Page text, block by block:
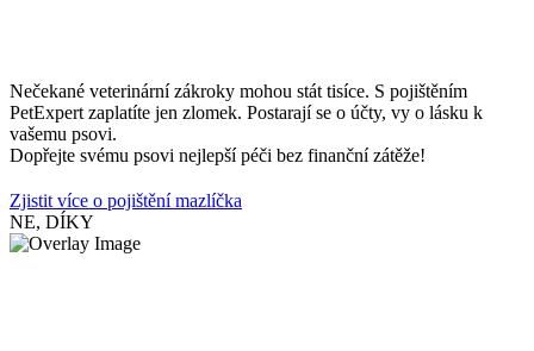
Nečekané veterinární zákroky mohou stát tisíce. S pojištěním
PetExpert zaplatíte jen zlomek. Postarají se o účty, vy o lásku k
vašemu psovi.
Dopřejte svému psovi nejlepší péči bez finanční zátěže!
Zjistit více o pojištění mazlíčka
NE, DÍKY